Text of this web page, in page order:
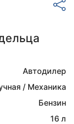
Автодилер
/ Механика
Бензин
16 л